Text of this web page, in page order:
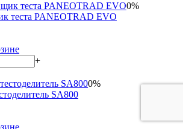
0%
теста PANEOTRAD EVO
+
0%
SA800